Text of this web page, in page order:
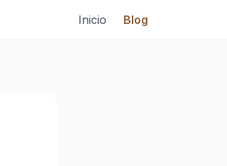
Inicio Blog